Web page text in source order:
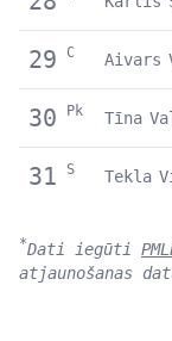
29 C Aivars
30 Pk Tīna
31 S Tekla
*Dati iegūti
atjaunošanas